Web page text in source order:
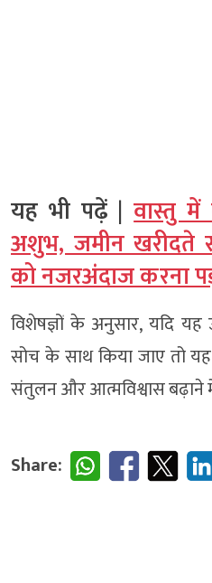
यह भी पढ़ें |वास्तु में
अशुभ, जमीन खरीदते
को नजरअंदाज करना
विशेषज्ञों के अनुसार, यदि यह
सोच के साथ किया जाए तो
संतुलन और आत्मविश्वास बढ़ाने
Share: